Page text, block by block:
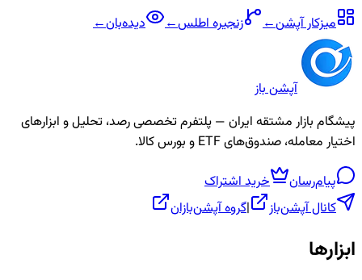
میزکار آپشن← زنجیرهاطلس← دیده‌بان←
آپشن باز
پیشگام بازار مشتقه ایران — پلتفرم تخصصی رصد، تحلیل و ابزارهای
اختیار معامله، صندوق‌های ETF و بورس کالا.
پیام‌رسان
خرید اشتراک
کانال آپشن‌باز
|گروه آپشن‌بازان
ابزارها